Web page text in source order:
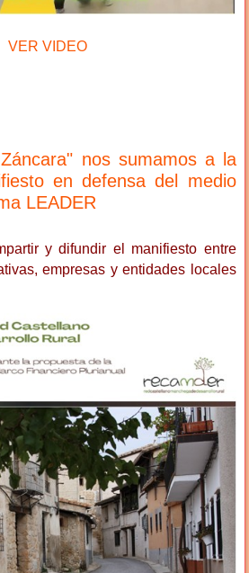
VER VIDEO
nos sumamos a la
en defensa del medio
LEADER
y difundir el manifiesto entre
empresas y entidades locales